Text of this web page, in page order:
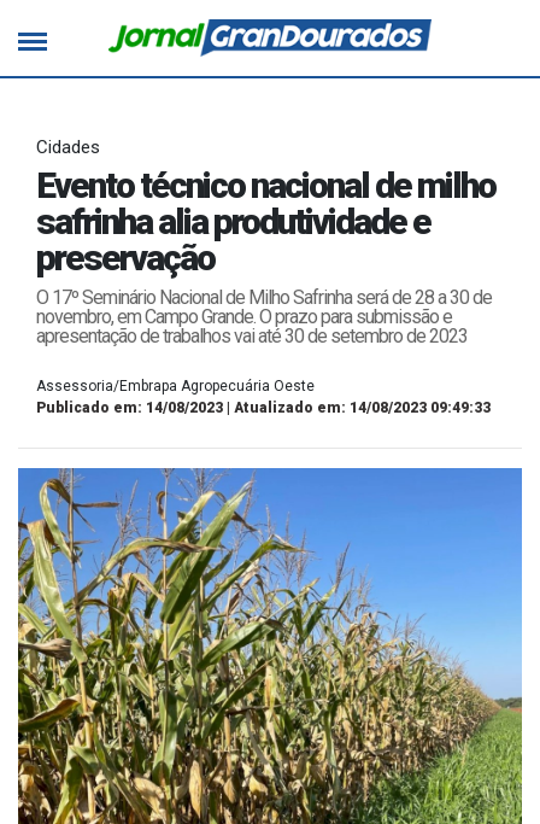
Cidades
Evento técnico nacional de milho
safrinha alia produtividade e
preservação
O 17º Seminário Nacional de Milho Safrinha será de 28 a 30 de
novembro, em Campo Grande. O prazo para submissão e
apresentação de trabalhos vai até 30 de setembro de 2023
Assessoria/Embrapa Agropecuária Oeste
Publicado em: 14/08/2023 | Atualizado em: 14/08/2023 09:49:33